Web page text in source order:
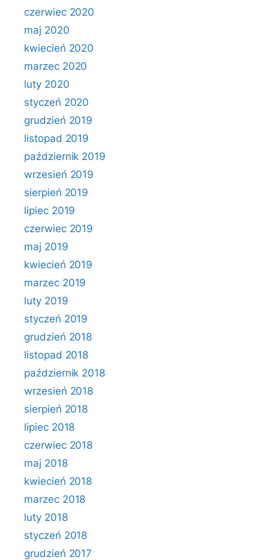
czerwiec 2020
maj 2020
kwiecień 2020
marzec 2020
luty 2020
styczeń 2020
grudzień 2019
listopad 2019
październik 2019
wrzesień 2019
sierpień 2019
lipiec 2019
czerwiec 2019
maj 2019
kwiecień 2019
marzec 2019
luty 2019
styczeń 2019
grudzień 2018
listopad 2018
październik 2018
wrzesień 2018
sierpień 2018
lipiec 2018
czerwiec 2018
maj 2018
kwiecień 2018
marzec 2018
luty 2018
styczeń 2018
grudzień 2017